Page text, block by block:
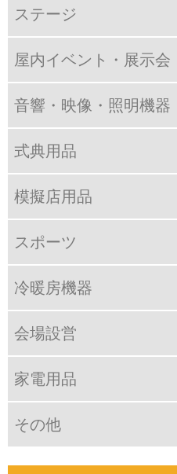
ステージ
屋内イベント・展示会
音響・映像・照明機器
式典用品
模擬店用品
スポーツ
冷暖房機器
会場設営
家電用品
その他